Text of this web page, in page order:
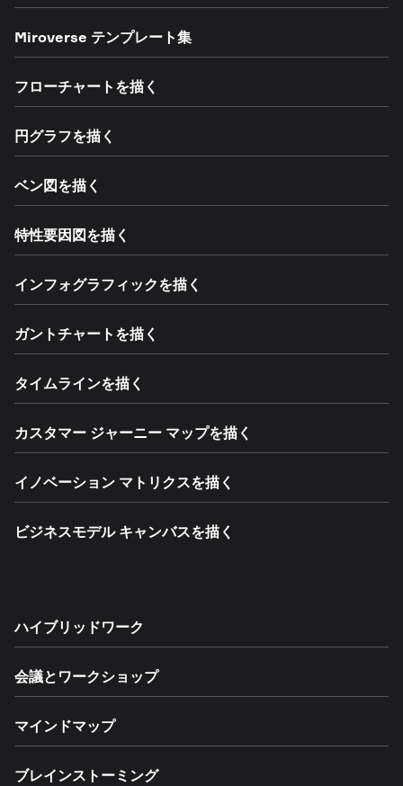
Miroverse テンプレート集
フローチャートを描く
円グラフを描く
ベン図を描く
特性要因図を描く
インフォグラフィックを描く
ガントチャートを描く
タイムラインを描く
カスタマー ジャーニー マップを描く
イノベーション マトリクスを描く
ビジネスモデル キャンバスを描く
ハイブリッドワーク
会議とワークショップ
マインドマップ
ブレインストーミング